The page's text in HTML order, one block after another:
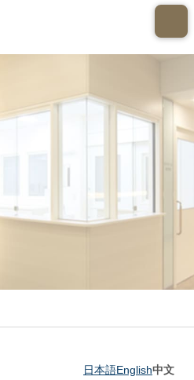
日本語English中文